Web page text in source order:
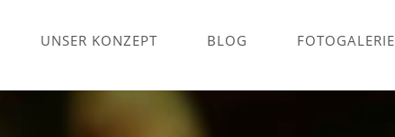
UNSER KONZEPT BLOG FOTOGALERIE